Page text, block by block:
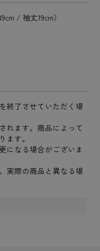
/ 袖丈19cm）
終了させていただく場
れます。商品によって
ます。
になる場合がございま
実際の商品と異なる場